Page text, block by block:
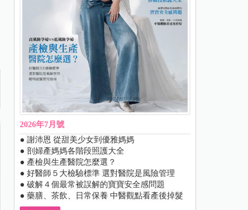
2026年7月號
● 謝沛恩 從甜美少女到優雅媽媽
● 剖婦產媽媽各階段照護大全
● 產檢與生產醫院怎麼選？
● 好醫師５大檢驗標準 選對醫院是風險管理
● 破解４個最常被誤解的寶寶安全感問題
● 藥膳、茶飲、日常保養 中醫觀點看產後掉髮